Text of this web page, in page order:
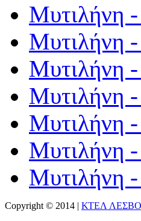
Μυτιλήνη
Μυτιλήνη
Μυτιλήνη
Μυτιλήνη
Μυτιλήνη
Μυτιλήνη
Μυτιλήνη -
Copyright © 2014 | ΚΤΕΛ